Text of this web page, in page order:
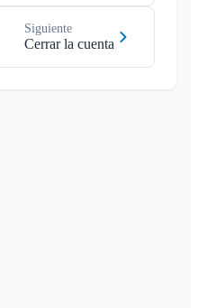
Siguiente
Cerrar la cuenta